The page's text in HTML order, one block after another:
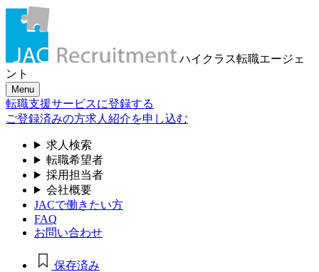
ハイクラス転職エージェ
ント
Menu
転職支援サービスに登録する
ご登録済みの方求人紹介を申し込む
求人検索
転職希望者
採用担当者
会社概要
JACで働きたい方
FAQ
お問い合わせ
保存済み